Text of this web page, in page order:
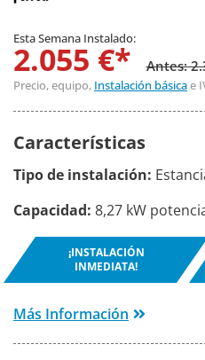
Esta Semana Instalado:
2.055 €* Antes:
Precio, equipo, Instalación básicae
Características
Tipo de instalación:
Capacidad: 8,27 kW
¡INSTALACIÓN
INMEDIATA!
Más Información